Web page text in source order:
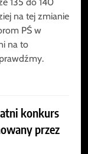
na tej zmianie
PŚ w
na to
konkurs
przez